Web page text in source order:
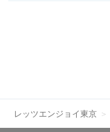
レッツエンジョイ東京